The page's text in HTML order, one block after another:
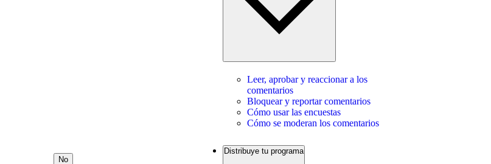
No
Leer, aprobar y reaccionar a los
comentarios
Bloquear y reportar comentarios
Cómo usar las encuestas
Cómo se moderan los comentarios
Distribuye tu programa